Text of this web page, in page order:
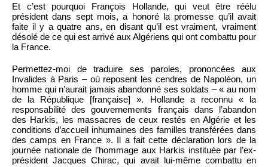
Et c’est pourquoi François Hollande, qui veut être réélu
président dans sept mois, a honoré la promesse qu’il avait
faite il y a quatre ans, en disant qu’il est vraiment, vraiment
désolé de ce qui est arrivé aux Algériens qui ont combattu pour
la France.
Permettez-moi de traduire ses paroles, prononcées aux
Invalides à Paris – où reposent les cendres de Napoléon, un
homme qui n’aurait jamais abandonné ses soldats – « au nom
de la République [française] ». Hollande a reconnu « la
responsabilité des gouvernements français dans l’abandon
des Harkis, les massacres de ceux restés en Algérie et les
conditions d’accueil inhumaines des familles transférées dans
des camps en France ». Il a fait cette déclaration lors de la
journée nationale de l’hommage aux Harkis instituée par l’ex-
président Jacques Chirac, qui avait lui-même combattu en